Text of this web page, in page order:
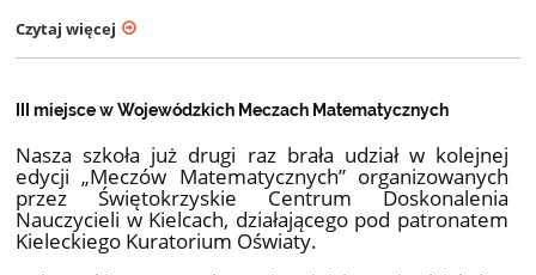
Czytaj więcej
III miejsce w Wojewódzkich Meczach Matematycznych
Nasza szkoła już drugi raz brała udział w kolejnej
edycji „Meczów Matematycznych” organizowanych
przez Świętokrzyskie Centrum Doskonalenia
Nauczycieli w Kielcach, działającego pod patronatem
Kieleckiego Kuratorium Oświaty.